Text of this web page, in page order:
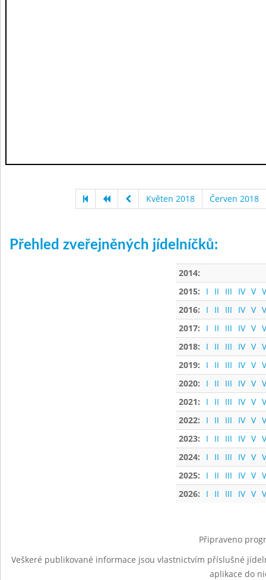
Květen 2018 Červen 2018
Přehled zveřejněných jídelníčků:
2014:
2015:
I II III IV V
2016:
I II III IV V
2017:
I II III IV V
2018:
I II III IV V
2019:
I II III IV V
2020:
I II III IV V
2021:
I II III IV V
2022:
I II III IV V
2023:
I II III IV V
2024:
I II III IV V
2025:
I II III IV V
2026:
I II III IV V
Připraveno
Veškeré publikované informace jsou vlastnictvím příslušné
aplikace do